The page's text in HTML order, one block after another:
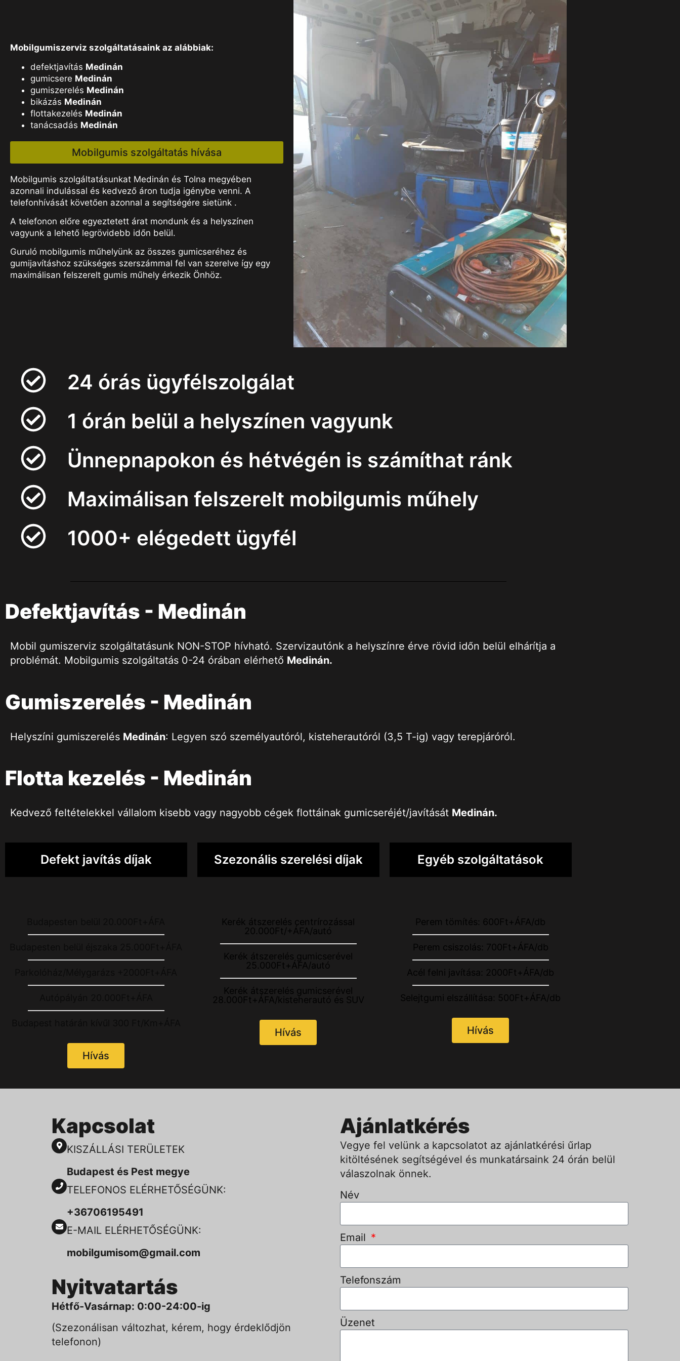
Mobilgumiszerviz szolgáltatásaink az alábbiak:
defektjavítás Medinán
gumicsere Medinán
gumiszerelés Medinán
bikázás Medinán
flottakezelés Medinán
tanácsadás Medinán
Mobilgumis szolgáltatás hívása
Mobilgumis szolgáltatásunkat Medinán és Tolna megyében
azonnali indulással és kedvező áron tudja igénybe venni. A
telefonhívását követően azonnal a segítségére sietünk .
A telefonon előre egyeztetett árat mondunk és a helyszínen
vagyunk a lehető legrövidebb időn belül.
Guruló mobilgumis műhelyünk az összes gumicseréhez és
gumijavításhoz szükséges szerszámmal fel van szerelve így egy
maximálisan felszerelt gumis műhely érkezik Önhöz.
24 órás ügyfélszolgálat
1 órán belül a helyszínen vagyunk
Ünnepnapokon és hétvégén is számíthat ránk
Maximálisan felszerelt mobilgumis műhely
1000+ elégedett ügyfél
Defektjavítás - Medinán
Mobil gumiszerviz szolgáltatásunk NON-STOP hívható. Szervizautónk a helyszínre érve rövid időn belül elhárítja a
problémát. Mobilgumis szolgáltatás 0-24 órában elérhető Medinán.
Gumiszerelés - Medinán
Helyszíni gumiszerelés Medinán: Legyen szó személyautóról, kisteherautóról (3,5 T-ig) vagy terepjáróról.
Flotta kezelés - Medinán
Kedvező feltételekkel vállalom kisebb vagy nagyobb cégek flottáinak gumicseréjét/javítását Medinán.
Defekt javítás díjak
Hívás
Szezonális szerelési díjak
Kerék átszerelés centrírozással
20.000Ft/+ÁFA/autó
Kerék átszerelés gumicserével
25.000Ft+ÁFA/autó
Kerék átszerelés gumicserével
28.000Ft+ÁFA/kisteherautó és SUV
Hívás
Egyéb szolgáltatások
Perem tömítés: 600Ft+ÁFA/db
Perem csiszolás: 700Ft+ÁFA/db
Acél felni javítása: 2000Ft+ÁFA/db
Selejtgumi elszállítása: 500Ft+ÁFA/db
Hívás
Kapcsolat
KISZÁLLÁSI TERÜLETEK
Budapest és Pest megye
TELEFONOS ELÉRHETŐSÉGÜNK:
+36706195491
E-MAIL ELÉRHETŐSÉGÜNK:
mobilgumisom@gmail.com
Nyitvatartás
Hétfő-Vasárnap: 0:00-24:00-ig
(Szezonálisan változhat, kérem, hogy érdeklődjön
telefonon)
Ajánlatkérés
Vegye fel velünk a kapcsolatot az ajánlatkérési űrlap
kitöltésének segítségével és munkatársaink 24 órán belül
válaszolnak önnek.
Név
Email
Telefonszám
Üzenet